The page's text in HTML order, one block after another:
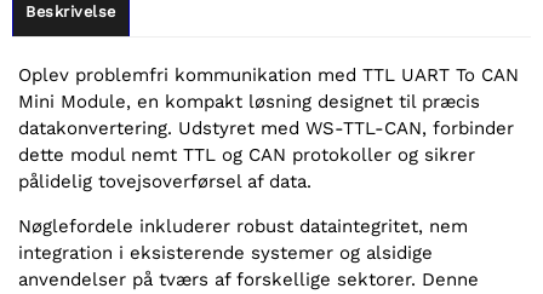
Beskrivelse
Oplev problemfri kommunikation med TTL UART To CAN
Mini Module, en kompakt løsning designet til præcis
datakonvertering. Udstyret med WS-TTL-CAN, forbinder
dette modul nemt TTL og CAN protokoller og sikrer
pålidelig tovejsoverførsel af data.
Nøglefordele inkluderer robust dataintegritet, nem
integration i eksisterende systemer og alsidige
anvendelser på tværs af forskellige sektorer. Denne